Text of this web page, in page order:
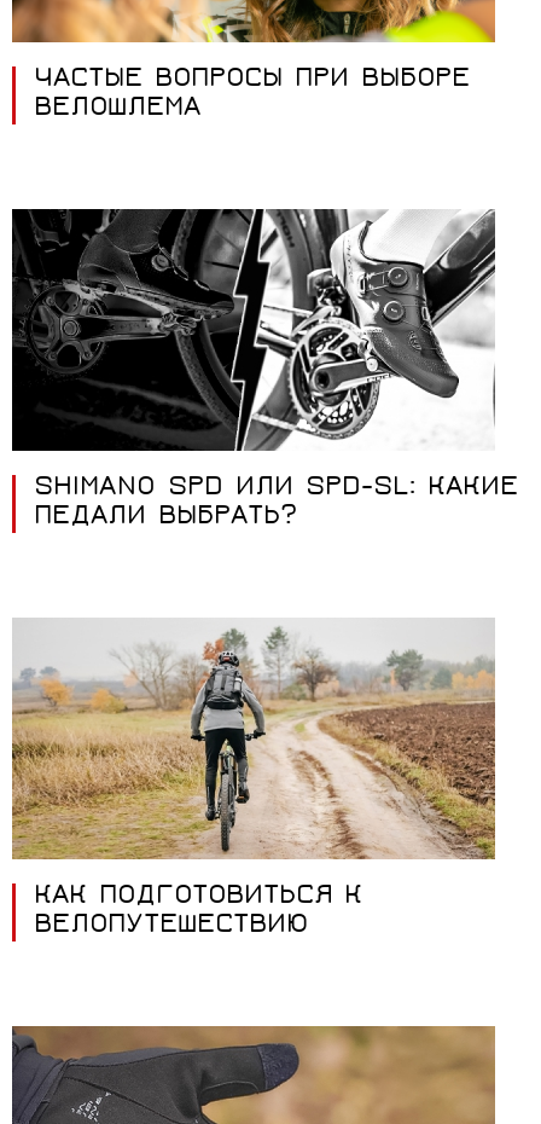
ЧАСТЫЕ ВОПРОСЫ ПРИ ВЫБОРЕ
ВЕЛОШЛЕМА
SHIMANO SPD ИЛИ SPD-SL: КАКИЕ
ПЕДАЛИ ВЫБРАТЬ?
КАК ПОДГОТОВИТЬСЯ К
ВЕЛОПУТЕШЕСТВИЮ